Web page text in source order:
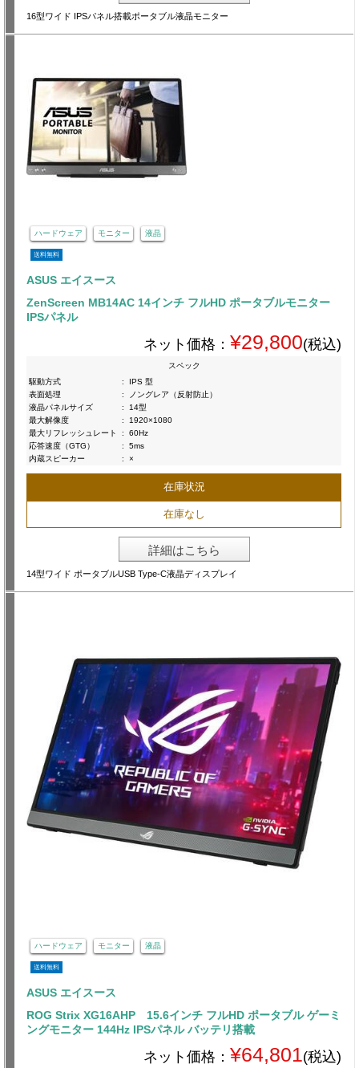
16型ワイド IPSパネル搭載ポータブル液晶モニター
ハードウェア モニター 液晶
送料無料
ASUS エイスース
ZenScreen MB14AC 14インチ フルHD ポータブルモニター
IPSパネル
ネット価格： ¥29,800(税込)
スペック
駆動方式
:
IPS 型
表面処理
:
ノングレア（反射防止）
液晶パネルサイズ
:
14型
最大解像度
:
1920×1080
最大リフレッシュレート
:
60Hz
応答速度（GTG）
:
5ms
内蔵スピーカー
: ×
在庫状況
在庫なし
詳細はこちら
14型ワイド ポータブルUSB Type-C液晶ディスプレイ
ハードウェア モニター 液晶
送料無料
ASUS エイスース
ROG Strix XG16AHP 15.6インチ フルHD ポータブル ゲーミ
ングモニター 144Hz IPSパネル バッテリ搭載
ネット価格： ¥64,801(税込)